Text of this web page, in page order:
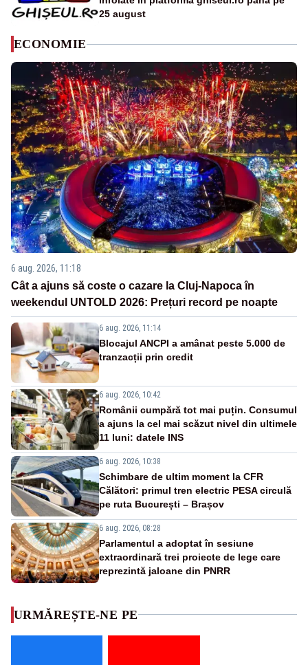
25 august
ECONOMIE
6 aug. 2026, 11:18
Cât a ajuns să coste o cazare la Cluj-Napoca în
weekendul UNTOLD 2026: Prețuri record pe noapte
6 aug. 2026, 11:14
Blocajul ANCPI a amânat peste 5.000 de
tranzacții prin credit
6 aug. 2026, 10:42
Românii cumpără tot mai puțin. Consumul
a ajuns la cel mai scăzut nivel din ultimele
11 luni: datele INS
6 aug. 2026, 10:38
Schimbare de ultim moment la CFR
Călători: primul tren electric PESA circulă
pe ruta București – Brașov
6 aug. 2026, 08:28
Parlamentul a adoptat în sesiune
extraordinară trei proiecte de lege care
reprezintă jaloane din PNRR
URMĂREȘTE-NE PE